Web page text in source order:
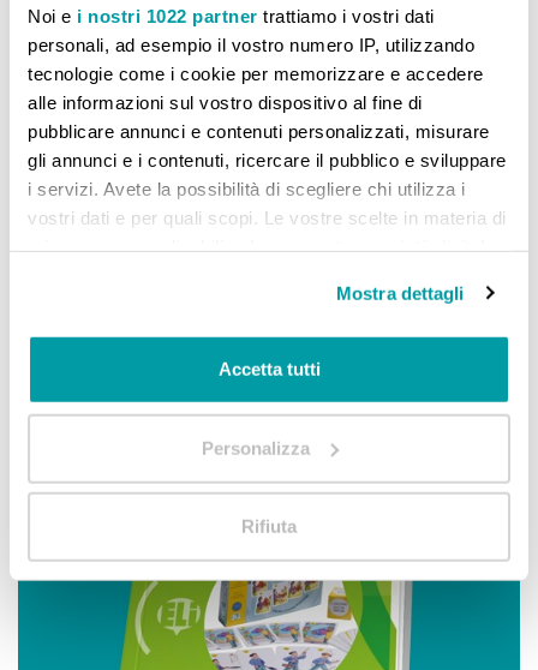
Noi e i nostri 1022 partner trattiamo i vostri dati
personali, ad esempio il vostro numero IP, utilizzando
tecnologie come i cookie per memorizzare e accedere
alle informazioni sul vostro dispositivo al fine di
pubblicare annunci e contenuti personalizzati, misurare
gli annunci e i contenuti, ricercare il pubblico e sviluppare
i servizi. Avete la possibilità di scegliere chi utilizza i
vostri dati e per quali scopi. Le vostre scelte in materia di
modificare o revocare il proprio consenso in qualsiasi
momento dalla Dichiarazione sui cookie o facendo clic
sull'icona di attivazione della privacy.
Con il tuo consenso, vorremmo anche:
raccogliere informazioni sulla tua posizione
geografica, con un'approssimazione di qualche
Identificare il tuo dispositivo, scansionandolo
attivamente alla ricerca di caratteristiche specifiche
(impronte digitali).
Approfondisci come vengono elaborati i tuoi dati personali
e imposta le tue preferenze nella sezione dettagli
Mostra dettagli
Accetta tutti
Personalizza
Rifiuta
AGGIUNGI AL CARRELLO
CONFRONTA PRODOTTI